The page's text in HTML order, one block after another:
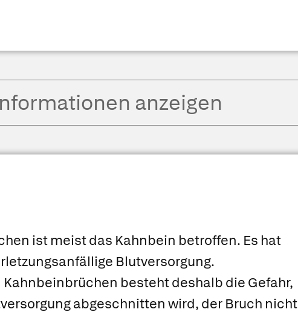
anzeigen
ist meist das Kahnbein betroffen. Es hat
Blutversorgung.
besteht deshalb die Gefahr,
abgeschnitten wird, der Bruch nicht